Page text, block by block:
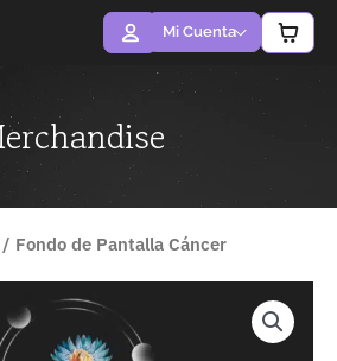
Mi Cuenta
/ Fondo de Pantalla Cáncer